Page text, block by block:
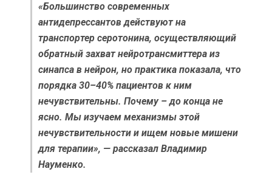
«Большинство современных
антидепрессантов действуют на
транспортер серотонина, осуществляющий
обратный захват нейротрансмиттера из
синапса в нейрон, но практика показала, что
порядка 30–40% пациентов к ним
нечувствительны. Почему – до конца не
ясно. Мы изучаем механизмы этой
нечувствительности и ищем новые мишени
для терапии», — рассказал Владимир
Науменко.